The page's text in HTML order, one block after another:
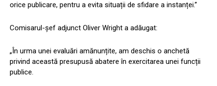
orice publicare, pentru a evita situații de sfidare a instanței.”
Comisarul-șef adjunct Oliver Wright a adăugat:
„În urma unei evaluări amănunțite, am deschis o anchetă
privind această presupusă abatere în exercitarea unei funcții
publice.